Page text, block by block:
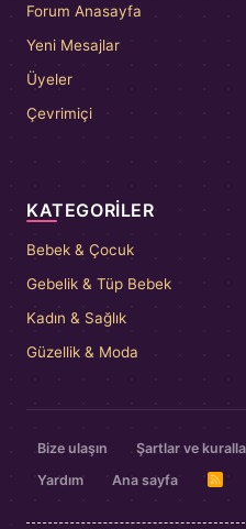
Forum Anasayfa
Yeni Mesajlar
Üyeler
Çevrimiçi
KATEGORILER
Bebek & Çocuk
Gebelik & Tüp Bebek
Kadın & Sağlık
Güzellik & Moda
Bize ulaşın Şartlar ve
Yardım
Ana sayfa
R